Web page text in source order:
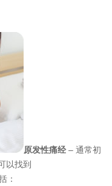
原发性痛经– 通常初
以找到
：